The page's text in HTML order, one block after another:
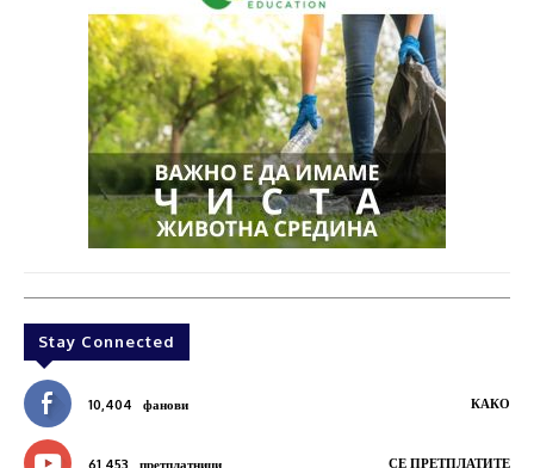
Stay Connected
10,404 фанови КАКО
СЕ ПРЕТПЛАТИТЕ